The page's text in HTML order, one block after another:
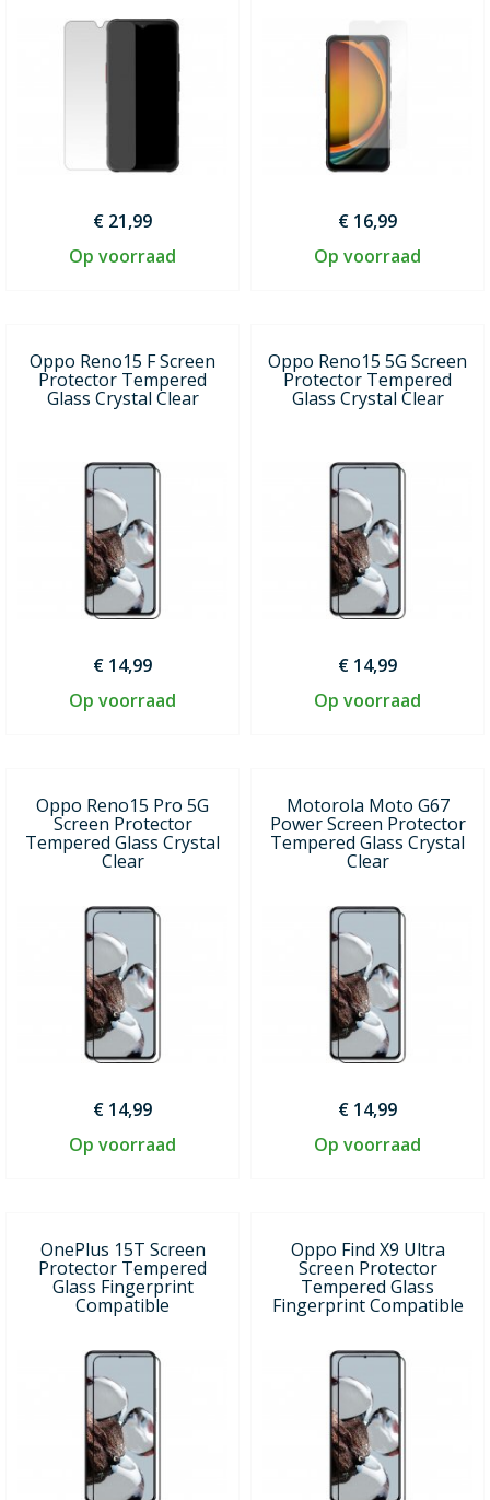
€ 21,99
Op voorraad
€ 16,99
Op voorraad
Oppo Reno15 F Screen
Protector Tempered
Glass Crystal Clear
€ 14,99
Op voorraad
Oppo Reno15 5G Screen
Protector Tempered
Glass Crystal Clear
€ 14,99
Op voorraad
Oppo Reno15 Pro 5G
Screen Protector
Tempered Glass Crystal
Clear
€ 14,99
Op voorraad
Motorola Moto G67
Power Screen Protector
Tempered Glass Crystal
Clear
€ 14,99
Op voorraad
OnePlus 15T Screen
Protector Tempered
Glass Fingerprint
Compatible
Oppo Find X9 Ultra
Screen Protector
Tempered Glass
Fingerprint Compatible